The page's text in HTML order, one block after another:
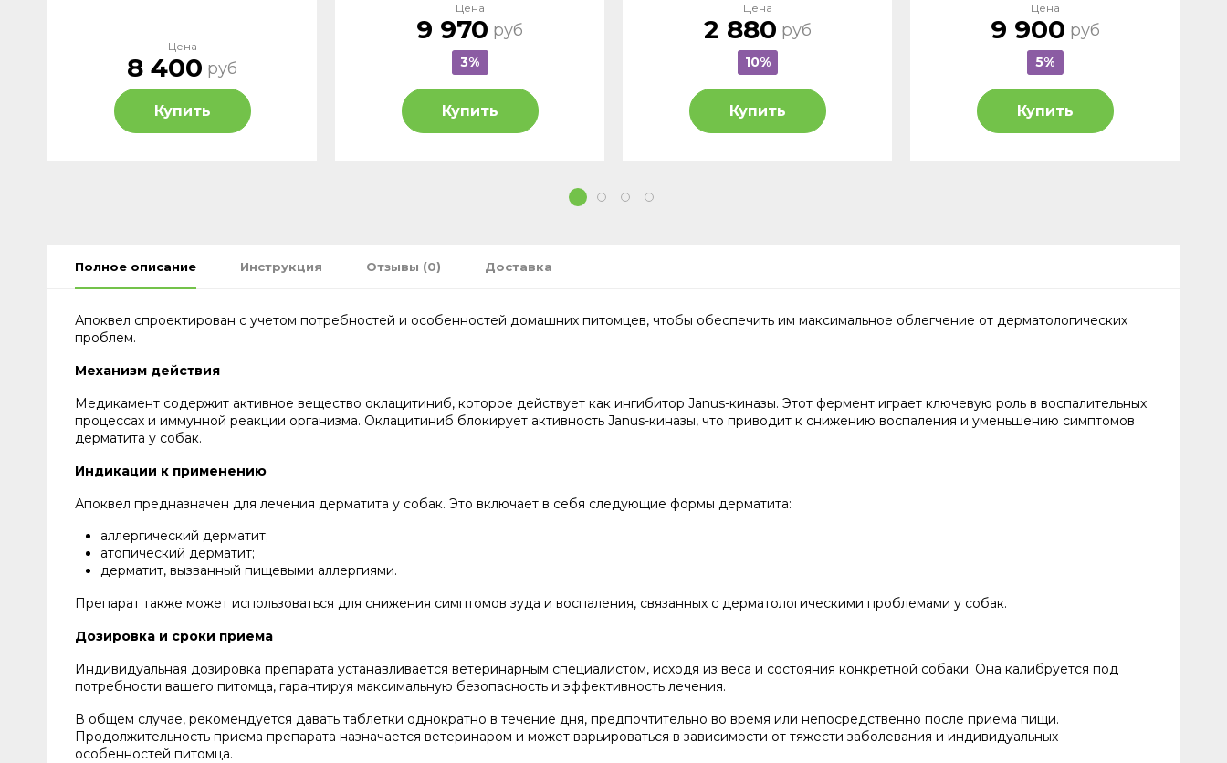
Цена
8 400 руб
Купить
Цена
9 970 руб
3%
Купить
Цена
2 880 руб
10%
Купить
Цена
9 900 руб
5%
Купить
Полное описание Инструкция Отзывы (0) Доставка
Апоквел спроектирован с учетом потребностей и особенностей домашних питомцев, чтобы обеспечить им максимальное облегчение от дерматологических
проблем.
Механизм действия
Медикамент содержит активное вещество оклацитиниб, которое действует как ингибитор Janus-киназы. Этот фермент играет ключевую роль в воспалительных
процессах и иммунной реакции организма. Оклацитиниб блокирует активность Janus-киназы, что приводит к снижению воспаления и уменьшению симптомов
дерматита у собак.
Индикации к применению
Апоквел предназначен для лечения дерматита у собак. Это включает в себя следующие формы дерматита:
аллергический дерматит;
атопический дерматит;
дерматит, вызванный пищевыми аллергиями.
Препарат также может использоваться для снижения симптомов зуда и воспаления, связанных с дерматологическими проблемами у собак.
Дозировка и сроки приема
Индивидуальная дозировка препарата устанавливается ветеринарным специалистом, исходя из веса и состояния конкретной собаки. Она калибруется под
потребности вашего питомца, гарантируя максимальную безопасность и эффективность лечения.
В общем случае, рекомендуется давать таблетки однократно в течение дня, предпочтительно во время или непосредственно после приема пищи.
Продолжительность приема препарата назначается ветеринаром и может варьироваться в зависимости от тяжести заболевания и индивидуальных
особенностей питомца.